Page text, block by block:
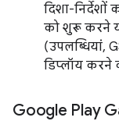
दिशा-
को शुरू करने
(उपलब्धियां,
डिप्लॉय करने
Google Play